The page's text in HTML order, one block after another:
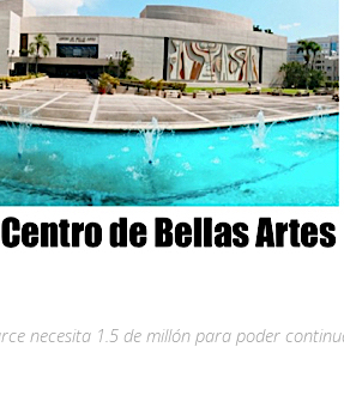
necesita 1.5 de millón para poder